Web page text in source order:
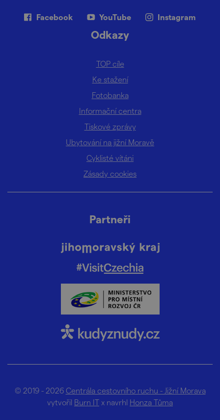
Facebook YouTube Instagram
Odkazy
TOP cíle
Ke stažení
Fotobanka
Informační centra
Tiskové zprávy
Ubytování na jižní Moravě
Cyklisté vítáni
Zásady cookies
Partneři
© 2019 - 2026 Centrála cestovního ruchu - Jižní Morava
vytvořil Burn IT x navrhl Honza Tůma